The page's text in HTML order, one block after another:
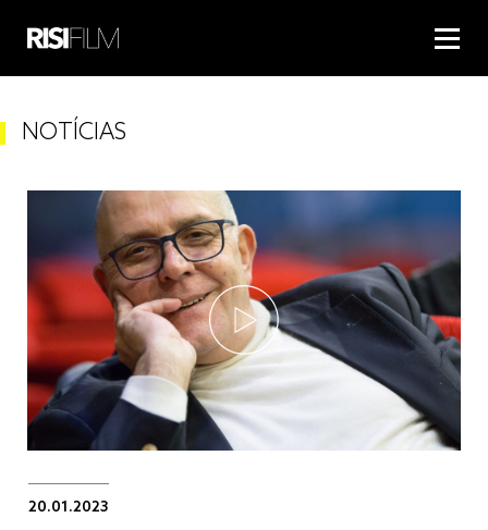
NOTÍCIAS
20.01.2023